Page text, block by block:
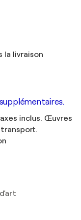
la livraison
inclus. Œuvres